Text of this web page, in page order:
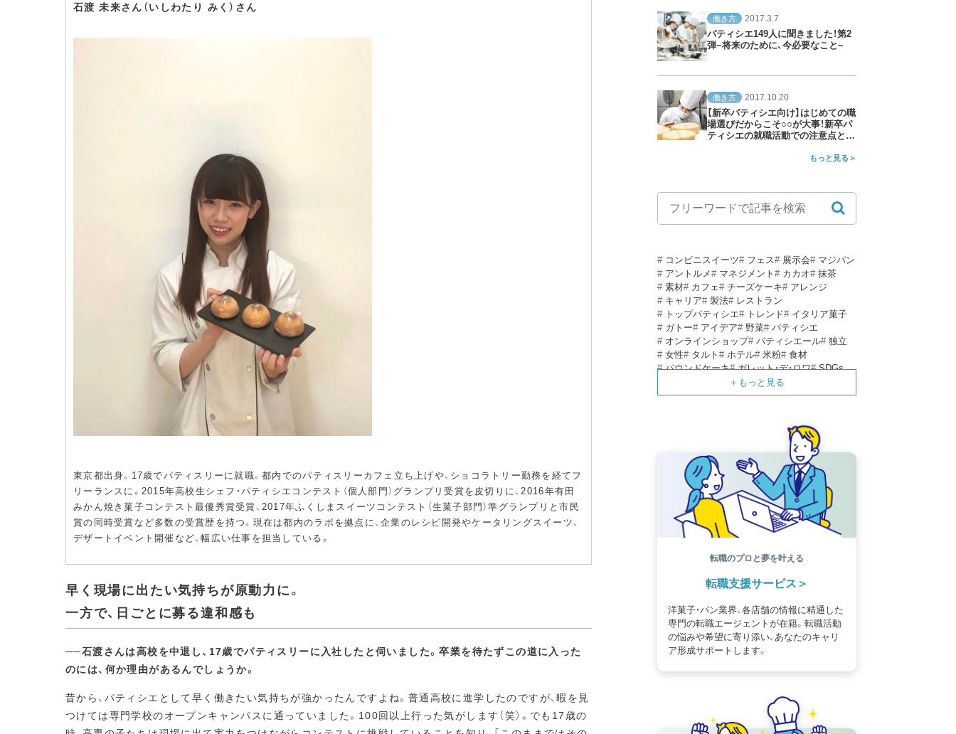
石渡 未来さん（いしわたり みく）さん
東京都出身。17歳でパティスリーに就職。都内でのパティスリーカフェ立ち上げや、ショコラトリー勤務を経てフ
リーランスに。2015年高校生シェフ・パティシエコンテスト（個人部門）グランプリ受賞を皮切りに、2016年有田
みかん焼き菓子コンテスト最優秀賞受賞、2017年ふくしまスイーツコンテスト（生菓子部門）準グランプリと市民
賞の同時受賞など多数の受賞歴を持つ。現在は都内のラボを拠点に、企業のレシピ開発やケータリングスイーツ、
デザートイベント開催など、幅広い仕事を担当している。
早く現場に出たい気持ちが原動力に。
一方で、日ごとに募る違和感も
──石渡さんは高校を中退し、17歳でパティスリーに入社したと伺いました。卒業を待たずこの道に入った
のには、何か理由があるんでしょうか。
昔から、パティシエとして早く働きたい気持ちが強かったんですよね。普通高校に進学したのですが、暇を見
つけては専門学校のオープンキャンパスに通っていました。100回以上行った気がします（笑）。でも17歳の
働き方 2017.3.7
パティシエ149人に聞きました！第2
弾~将来のために、今必要なこと~
働き方 2017.10.20
【新卒パティシエ向け】はじめての職
場選びだからこそ○○が大事！新卒パ
ティシエの就職活動での注意点と
もっと見る
コンビニスイーツ フェス 展示会
マジパン
アントルメ
マネジメント カカオ
抹茶
素材
カフェ チーズケーキ
アレンジ
キャリア
製法
レストラン
トップパティシエ
トレンド
イタリア菓子
ガトー
アイデア 野菜
パティシエ
オンラインショップ
パティシエール
独立
女性
タルト ホテル 米粉
食材
パウンドケーキ
ガレット・デ・ロワ
SDGs
モンブラン
書籍紹介
基礎知識
海外 イースター
フルーツ
コンテスト
販売促進
就職活動
スイーツ
IT 業界事情
講習会
潜入レポート
クリスマス
新人パティシエ
インタビュー
アンケート
働き方
フリーランス
専門店 コロナ対策
デザイン
ウェデイングケーキ
バレンタイン
ショコラティエ
アジア
ベーカリー
ワークライフバランス
生菓子
オーブン担当
チョコレート
身体のケア
転職のプロと夢を叶える
転職支援サービス
洋菓子・パン業界、各店舗の情報に精通した
専門の転職エージェントが在籍。転職活動
の悩みや希望に寄り添い、あなたのキャリ
ア形成サポートします。